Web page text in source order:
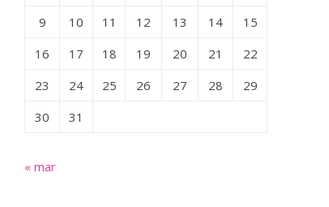
9
10 11 12 13 14
15
16
17 18 19 20 21
22
23
24 25 26 27 28
29
30
31
« mar